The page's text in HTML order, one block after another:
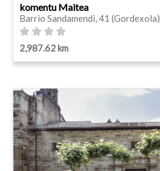
komentu Maitea
Barrio Sandamendi, 41 (Gordexola)
2,987.62 km